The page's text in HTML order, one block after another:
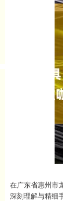
在广东省惠州市
深刻理解与精细